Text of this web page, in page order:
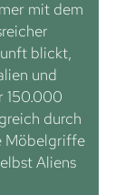
mit dem
blickt,
und
150.000
durch
Möbelgriffe
Aliens